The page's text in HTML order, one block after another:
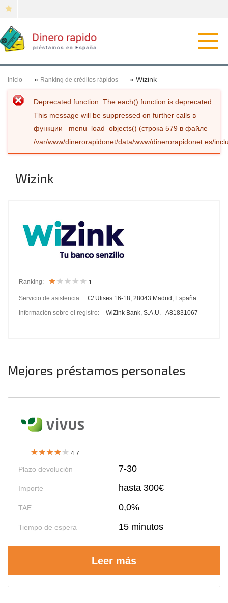
Inicio » Ranking de créditos rápidos » Wizink
Сообщение об ошибке
Deprecated function: The each() function is deprecated.
This message will be suppressed on further calls в
функции
_menu_load_objects() (строка 579 в файле
/var/www/dinerorapidonet/data/www/dinerorapidonet.es/
Wizink
Ranking: 1
Servicio de asistencia:
C/ Ulises 16-18, 28043 Madrid, España
Información sobre el registro:
WiZink Bank, S.A.U. - A81831067
Mejores préstamos personales
4.7
Plazo devolución 7-30
Importe hasta 300€
TAE 0,0%
Tiempo de espera 15 minutos
Leer más